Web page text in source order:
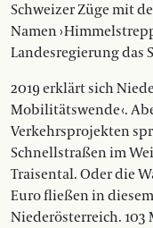
Schweizer Züge mit
Namen ›
Landesregierung das
2019 erklärt sich
Mobilitätswende ‹.
Verkehrsprojekten
Schnellstraßen im
Traisental. Oder die
Euro fließen in
Niederösterreich.